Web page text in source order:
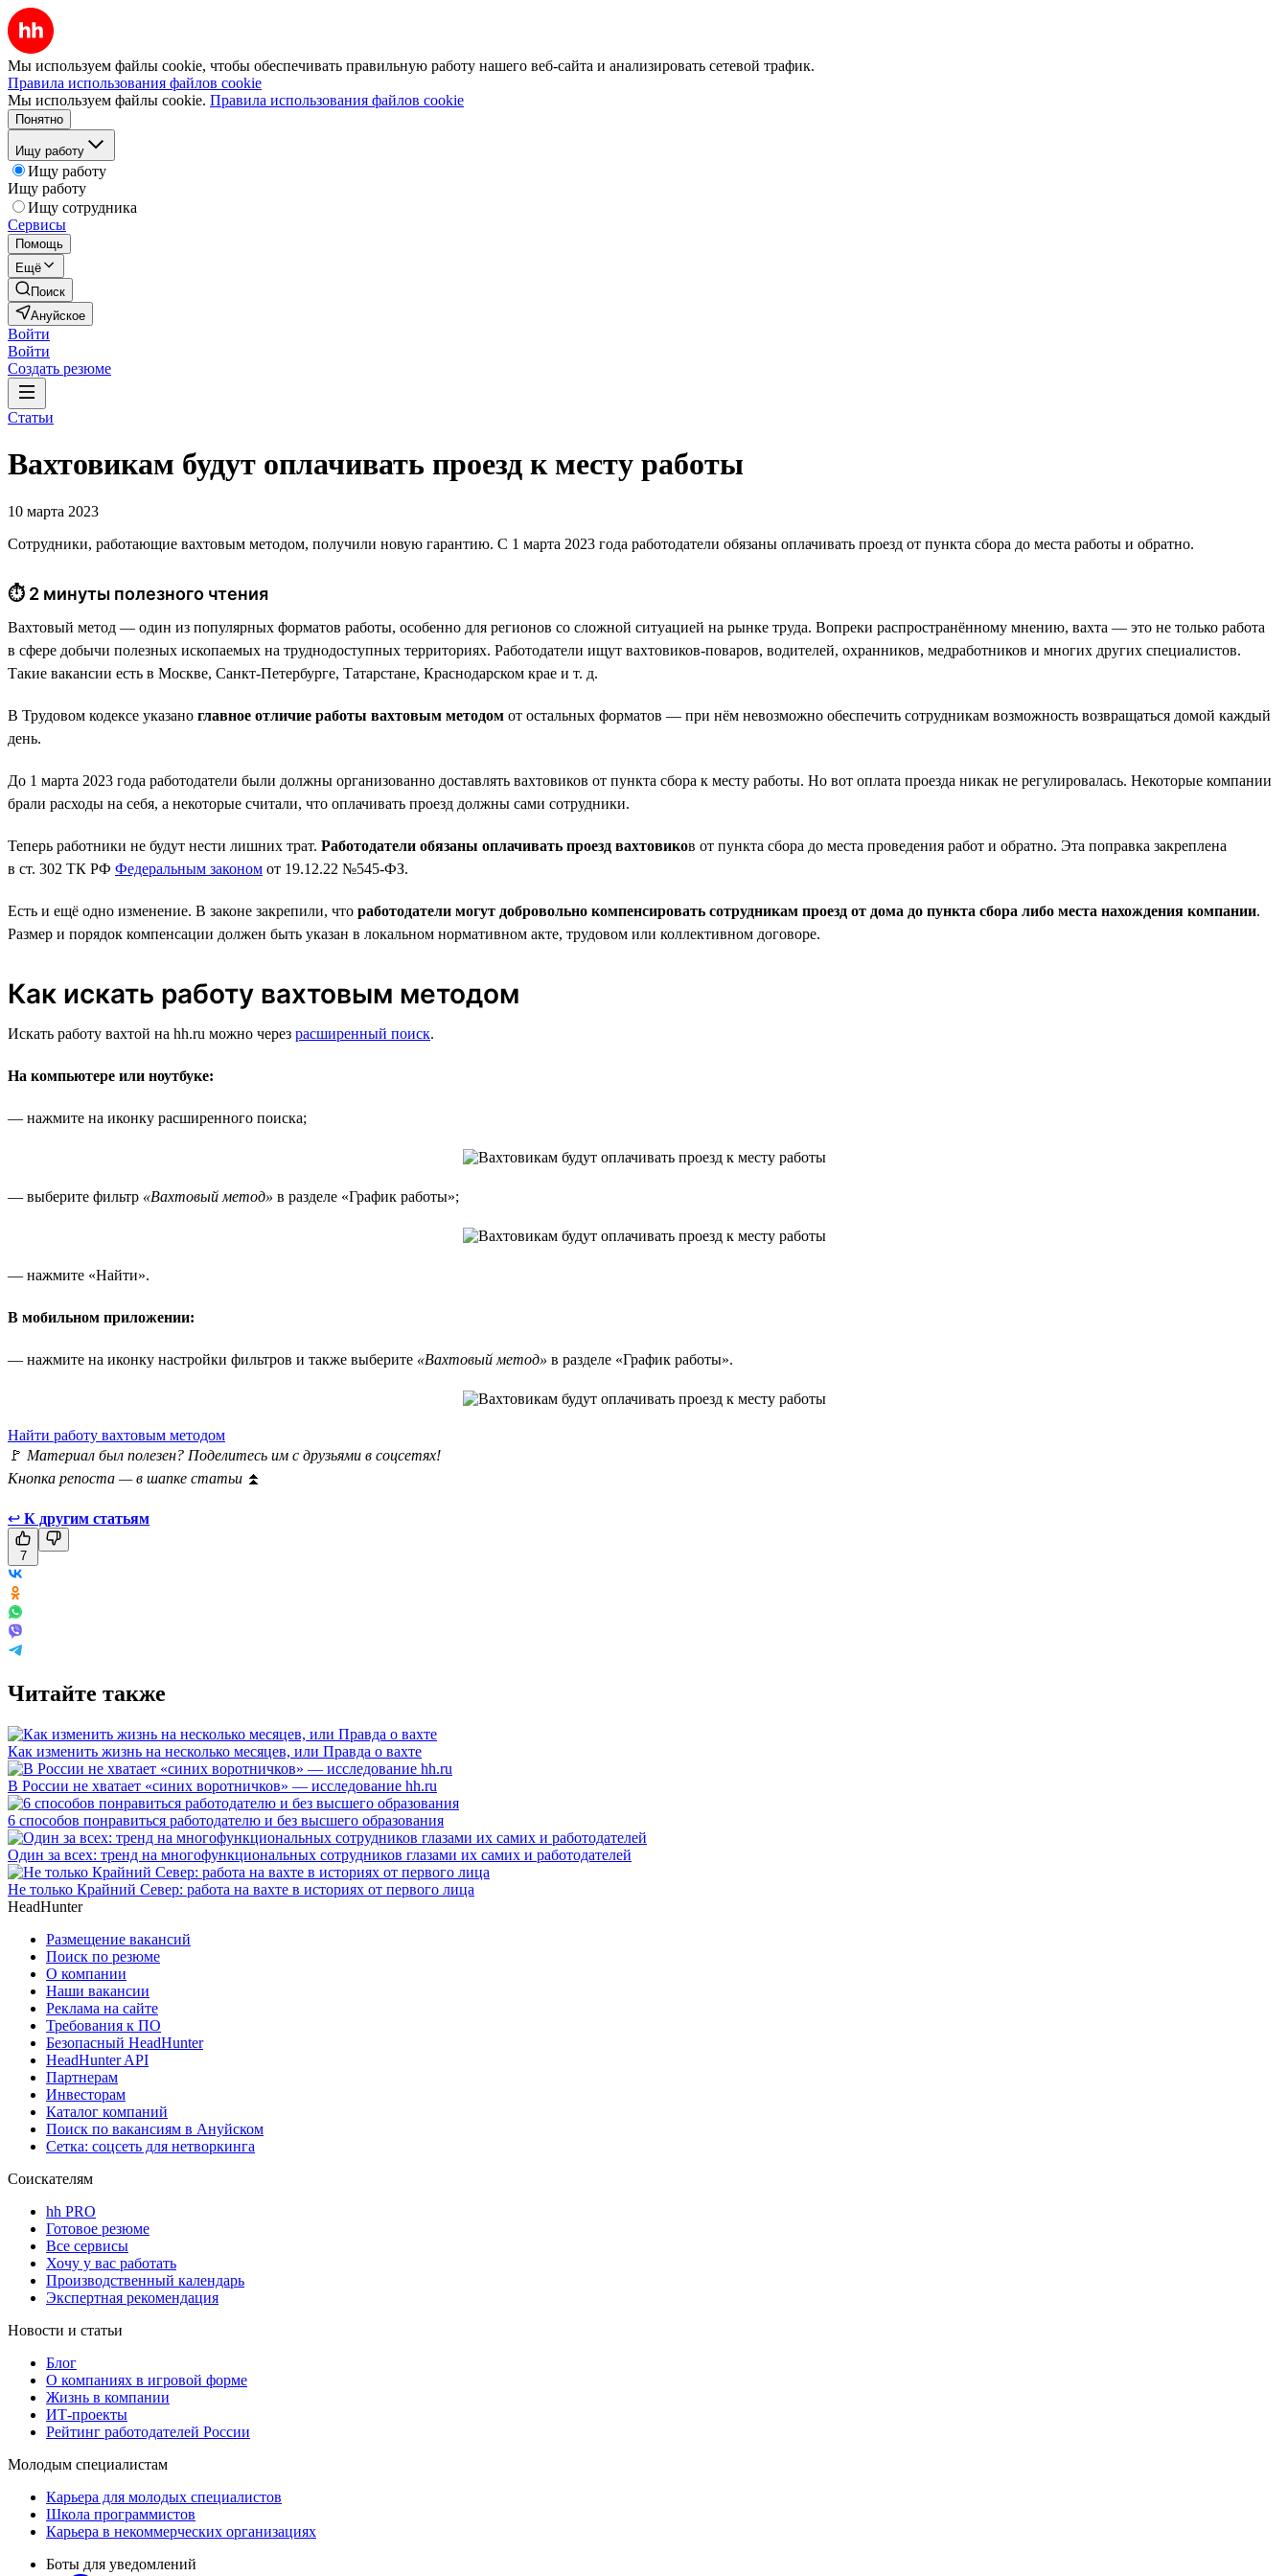
Мы используем файлы cookie, чтобы обеспечивать правильную работу нашего веб-сайта и анализировать сетевой трафик.
Правила использования файлов cookie
Мы используем файлы cookie. Правила использования файлов cookie
Понятно
Ищу работу
Ищу работу
Ищу работу
Ищу сотрудника
Сервисы
Помощь
Ещё
Поиск
Ануйское
Войти
Войти
Создать резюме
Статьи
Вахтовикам будут оплачивать проезд к месту работы
10 марта 2023
Сотрудники, работающие вахтовым методом, получили новую гарантию. С 1 марта 2023 года работодатели обязаны оплачивать проезд от пункта сбора до места работы и обратно.
⏱ 2 минуты полезного чтения
Вахтовый метод — один из популярных форматов работы, особенно для регионов со сложной ситуацией на рынке труда. Вопреки распространённому мнению, вахта — это не только работа
в сфере добычи полезных ископаемых на труднодоступных территориях. Работодатели ищут вахтовиков-поваров, водителей, охранников, медработников и многих других специалистов.
Такие вакансии есть в Москве, Санкт-Петербурге, Татарстане, Краснодарском крае и т. д.
В Трудовом кодексе указано главное отличие работы вахтовым методом от остальных форматов — при нём невозможно обеспечить сотрудникам возможность возвращаться домой каждый
день.
До 1 марта 2023 года работодатели были должны организованно доставлять вахтовиков от пункта сбора к месту работы. Но вот оплата проезда никак не регулировалась. Некоторые компании
брали расходы на себя, а некоторые считали, что оплачивать проезд должны сами сотрудники.
Теперь работники не будут нести лишних трат. Работодатели обязаны оплачивать проезд вахтовиков от пункта сбора до места проведения работ и обратно. Эта поправка закреплена
в ст. 302 ТК РФ Федеральным законом от 19.12.22 №545-ФЗ.
Есть и ещё одно изменение. В законе закрепили, что работодатели могут добровольно компенсировать сотрудникам проезд от дома до пункта сбора либо места нахождения компании.
Размер и порядок компенсации должен быть указан в локальном нормативном акте, трудовом или коллективном договоре.
Как искать работу вахтовым методом
Искать работу вахтой на hh.ru можно через расширенный поиск.
На компьютере или ноутбуке:
— нажмите на иконку расширенного поиска;
— выберите фильтр «Вахтовый метод» в разделе «График работы»;
— нажмите «Найти».
В мобильном приложении:
— нажмите на иконку настройки фильтров и также выберите «Вахтовый метод» в разделе «График работы».
Найти работу вахтовым методом
🚩 Материал был полезен? Поделитесь им с друзьями в соцсетях!
Кнопка репоста — в шапке статьи ⏫
↩ К другим статьям
7
Читайте также
Как изменить жизнь на несколько месяцев, или Правда о вахте
В России не хватает «синих воротничков» — исследование hh.ru
6 способов понравиться работодателю и без высшего образования
Один за всех: тренд на многофункциональных сотрудников глазами их самих и работодателей
Не только Крайний Север: работа на вахте в историях от первого лица
HeadHunter
Размещение вакансий
Поиск по резюме
О компании
Наши вакансии
Реклама на сайте
Требования к ПО
Безопасный HeadHunter
HeadHunter API
Партнерам
Инвесторам
Каталог компаний
Поиск по вакансиям в Ануйском
Сетка: соцсеть для нетворкинга
Соискателям
hh PRO
Готовое резюме
Все сервисы
Хочу у вас работать
Производственный календарь
Экспертная рекомендация
Новости и статьи
Блог
О компаниях в игровой форме
Жизнь в компании
ИТ-проекты
Рейтинг работодателей России
Молодым специалистам
Карьера для молодых специалистов
Школа программистов
Карьера в некоммерческих организациях
Боты для уведомлений